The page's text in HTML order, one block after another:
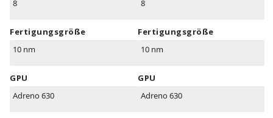
8
Fertigungsgröße
10 nm
GPU
Adreno 630
8
Fertigungsgröße
10 nm
GPU
Adreno 630